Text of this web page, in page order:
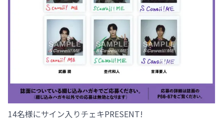
14名様にサイン入りチェキPRESENT!